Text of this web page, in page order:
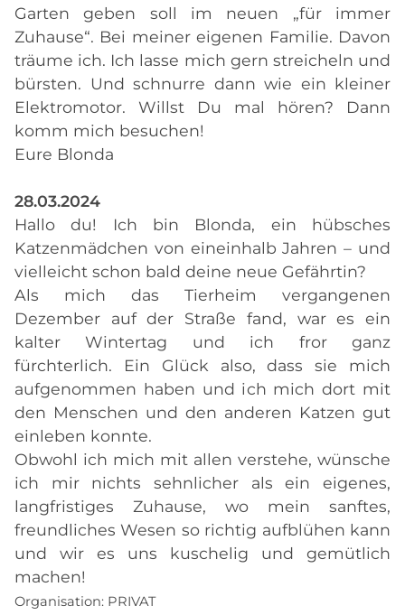
Garten geben soll im neuen „für immer
Zuhause“. Bei meiner eigenen Familie. Davon
träume ich. Ich lasse mich gern streicheln und
bürsten. Und schnurre dann wie ein kleiner
Elektromotor. Willst Du mal hören? Dann
komm mich besuchen!
Eure Blonda
28.03.2024
Hallo du! Ich bin Blonda, ein hübsches
Katzenmädchen von eineinhalb Jahren – und
vielleicht schon bald deine neue Gefährtin?
Als mich das Tierheim vergangenen
Dezember auf der Straße fand, war es ein
kalter Wintertag und ich fror ganz
fürchterlich. Ein Glück also, dass sie mich
aufgenommen haben und ich mich dort mit
den Menschen und den anderen Katzen gut
einleben konnte.
Obwohl ich mich mit allen verstehe, wünsche
ich mir nichts sehnlicher als ein eigenes,
langfristiges Zuhause, wo mein sanftes,
freundliches Wesen so richtig aufblühen kann
und wir es uns kuschelig und gemütlich
machen!
Organisation: PRIVAT